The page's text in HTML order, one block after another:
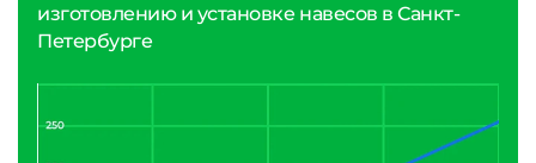
изготовлению и установке навесов в Санкт-
Петербурге